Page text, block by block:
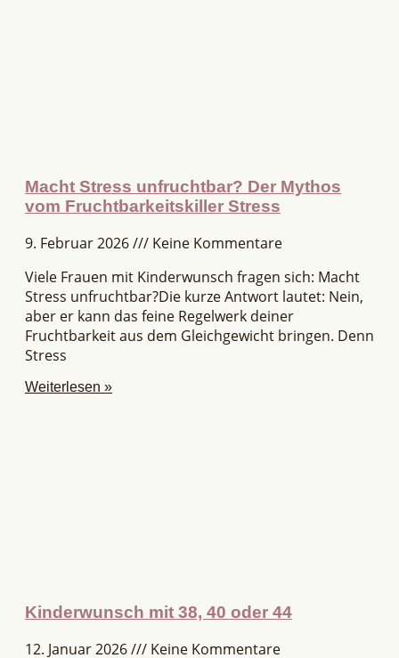
Macht Stress unfruchtbar? Der Mythos
vom Fruchtbarkeitskiller Stress
9. Februar 2026
Keine Kommentare
Viele Frauen mit Kinderwunsch fragen sich: Macht
Stress unfruchtbar?Die kurze Antwort lautet: Nein,
aber er kann das feine Regelwerk deiner
Fruchtbarkeit aus dem Gleichgewicht bringen. Denn
Stress
Weiterlesen »
Kinderwunsch mit 38, 40 oder 44
12. Januar 2026 Keine Kommentare